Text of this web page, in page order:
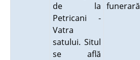
de la
Petricani -
Vatra
satului. Situl
se află
funerară